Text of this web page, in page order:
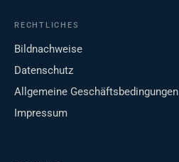
RECHTLICHES
Bildnachweise
Datenschutz
Allgemeine Geschäftsbedingungen
Impressum